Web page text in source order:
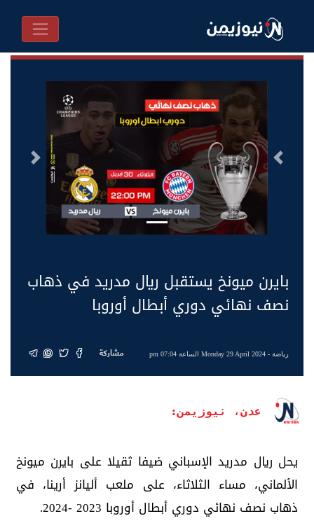
السابق التالى
بايرن ميونخ يستقبل ريال مدريد في ذهاب
نصف نهائي دوري أبطال أوروبا
رياضة- Monday 29 April 2024 الساعة 07:04 pm مشاركة
عدن، نيوزيمن:
يحل ريال مدريد الإسباني ضيفا ثقيلا على بايرن ميونخ
الألماني، مساء الثلاثاء، على ملعب أليانز أرينا، في
ذهاب نصف نهائي دوري أبطال أوروبا 2023 -2024.